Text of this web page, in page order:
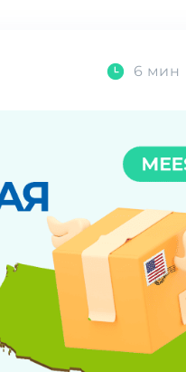
6 мин